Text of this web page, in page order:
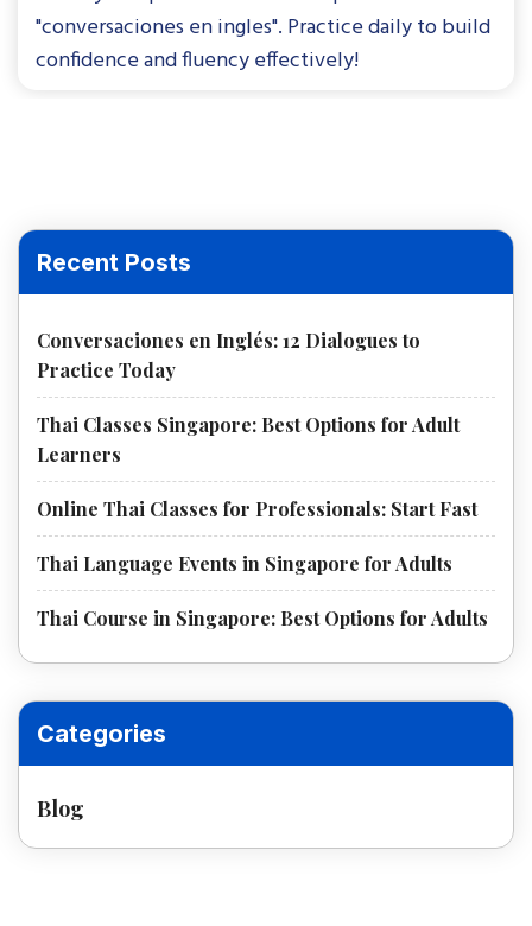
"conversaciones en ingles". Practice daily to build
confidence and fluency effectively!
Recent Posts
Conversaciones en Inglés: 12 Dialogues to
Practice Today
Thai Classes Singapore: Best Options for Adult
Learners
Online Thai Classes for Professionals: Start Fast
Thai Language Events in Singapore for Adults
Thai Course in Singapore: Best Options for Adults
Categories
Blog